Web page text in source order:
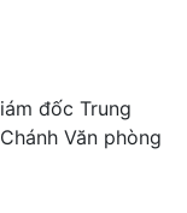
đốc Trung
Văn phòng